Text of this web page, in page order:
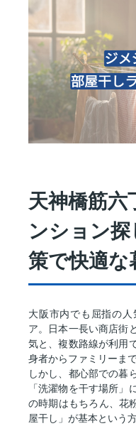
天神橋筋六
ンション
策で快適な
大阪市内でも屈指の
ア。日本一長い商店街
気と、複数路線が利用
身者からファミリーま
しかし、都心部での暮
「洗濯物を干す場所
の時期はもちろん、花
屋干し」が基本という